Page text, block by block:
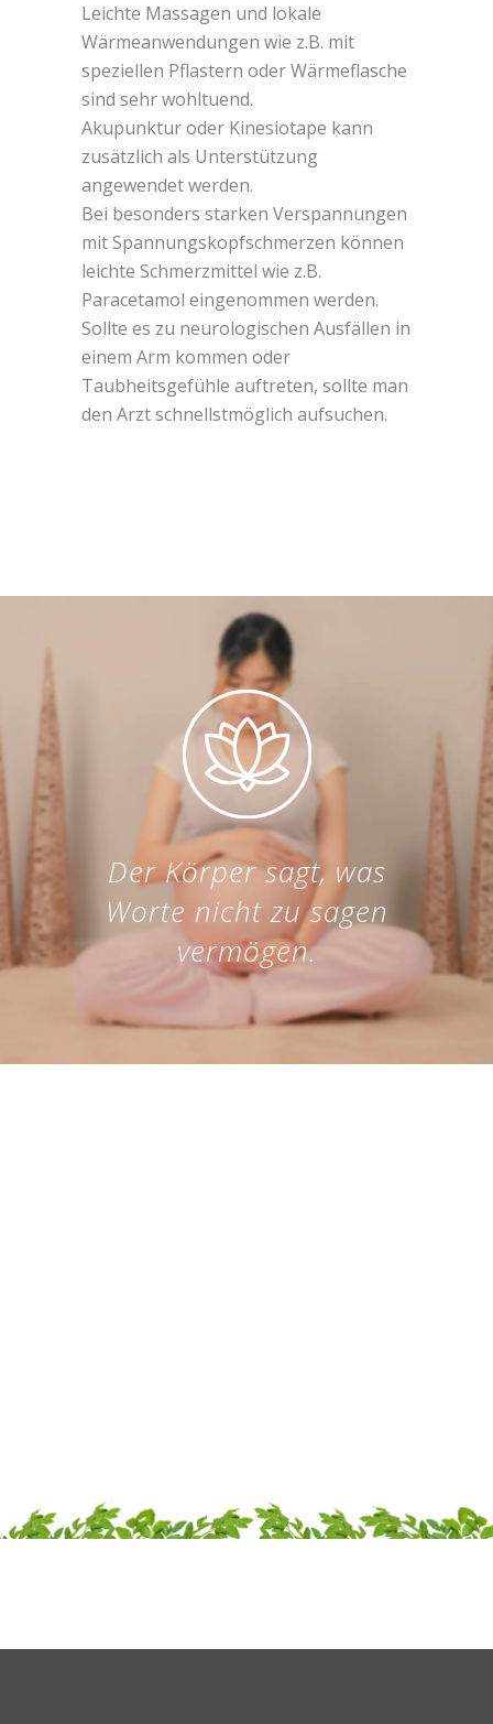
Leichte Massagen und lokale
Wärmeanwendungen wie z.B. mit
speziellen Pflastern oder Wärmeflasche
sind sehr wohltuend.
Akupunktur oder Kinesiotape kann
zusätzlich als Unterstützung
angewendet werden.
Bei besonders starken Verspannungen
mit Spannungskopfschmerzen können
leichte Schmerzmittel wie z.B.
Paracetamol eingenommen werden.
Sollte es zu neurologischen Ausfällen in
einem Arm kommen oder
Taubheitsgefühle auftreten, sollte man
den Arzt schnellstmöglich aufsuchen.
Der Körper sagt, was
Worte nicht zu sagen
vermögen.